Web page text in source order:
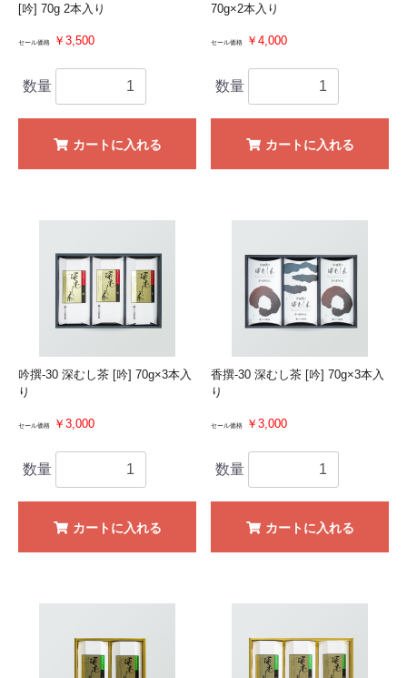
[吟] 70g 2本入り
セール価格 ￥3,500
数量
カートに入れる
70g×2本入り
セール価格 ￥4,000
数量
カートに入れる
吟撰-30 深むし茶 [吟] 70g×3本入
り
セール価格 ￥3,000
数量
カートに入れる
香撰-30 深むし茶 [吟] 70g×3本入
り
セール価格 ￥3,000
数量
カートに入れる